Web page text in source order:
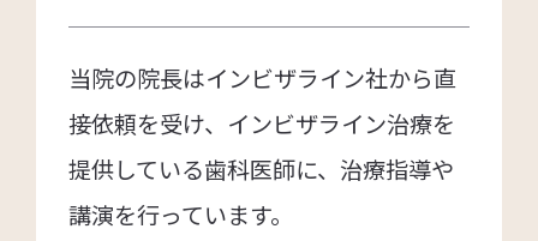
当院の院長はインビザライン社から直
接依頼を受け、インビザライン治療を
提供している歯科医師に、治療指導や
講演を行っています。